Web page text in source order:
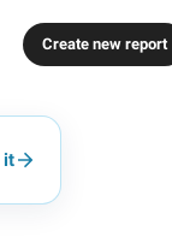
Create new report
it